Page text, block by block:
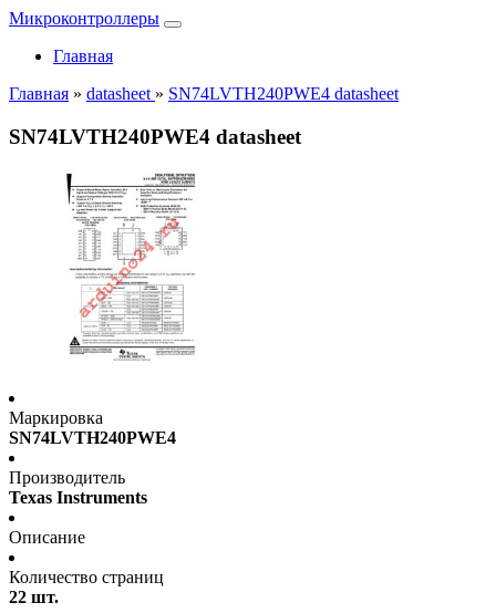
Микроконтроллеры
Главная
Главная » datasheet » SN74LVTH240PWE4 datasheet
SN74LVTH240PWE4 datasheet
Маркировка
SN74LVTH240PWE4
Производитель
Texas Instruments
Описание
Количество страниц
22 шт.